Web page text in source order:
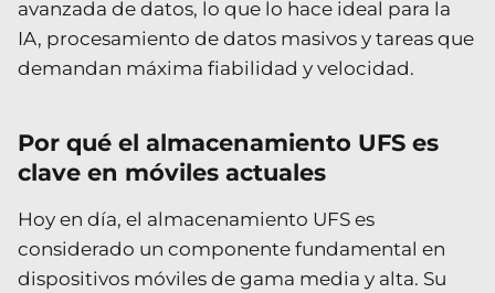
avanzada de datos, lo que lo hace ideal para la
IA, procesamiento de datos masivos y tareas que
demandan máxima fiabilidad y velocidad.
Por qué el almacenamiento UFS es
clave en móviles actuales
Hoy en día, el almacenamiento UFS es
considerado un componente fundamental en
dispositivos móviles de gama media y alta. Su